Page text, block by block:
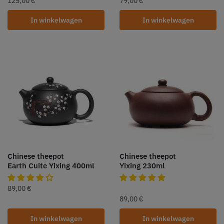
In winkelwagen In winkelwagen
Chinese theepot
Earth Cuite Yixing 400ml
89,00 €
In winkelwagen
Chinese theepot
Yixing 230ml
89,00 €
In winkelwagen